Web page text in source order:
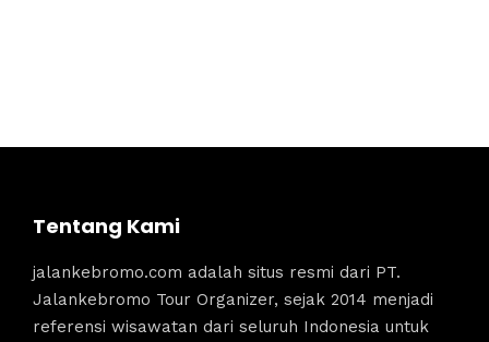
Tentang Kami
jalankebromo.com adalah situs resmi dari PT.
Jalankebromo Tour Organizer, sejak 2014 menjadi
referensi wisawatan dari seluruh Indonesia untuk